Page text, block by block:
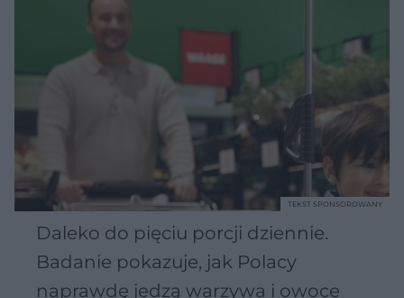
Daleko do pięciu porcji dziennie.
Badanie pokazuje, jak Polacy
naprawdę jedzą warzywa i owoce
TEKST SPONSOROWANY